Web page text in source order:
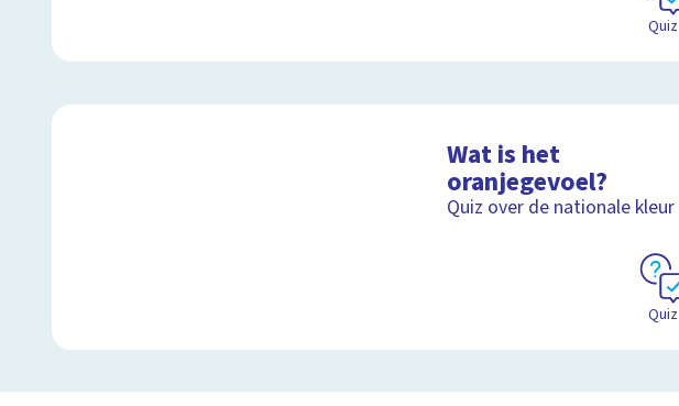
Quiz
Wat is het
oranjegevoel?
Quiz over de nationale kleur
Quiz